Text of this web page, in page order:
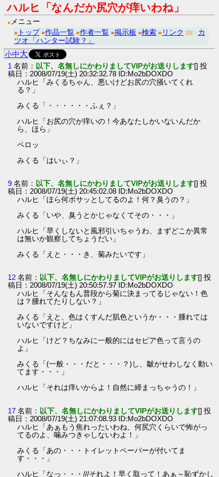
ハルヒ「なんだか尻穴が痒いわね」
● メニュー
■ トップ ■作品一覧 ■作者一覧 ■掲示板 ■検索 ■ リンク SS： カ
ツオ「ハンター試験？」
小中大
1 名前： 以下、名無しにかわりましてVIPがお送りします[] 投
稿日：2008/07/19(土) 20:32:32.78 ID:Mo2bDOXDO
ハルヒ「みくるちゃん、悪いけどお尻の穴掻いてくれ
る？」
みくる「・・・・・・ふぇ？」
ハルヒ「お尻の穴が痒いの！今あなたしかいないんだか
ら、ほら」
ペロッ
みくる「はいぃ？」
9 名前： 以下、名無しにかわりましてVIPがお送りします[] 投
稿日：2008/07/19(土) 20:45:02.08 ID:Mo2bDOXDO
ハルヒ「ほら何ボサッとしてるのよ！何？臭うの？」
みくる「いや、臭うとかじゃなくてその・・・」
ハルヒ「早くしないと風邪引いちゃうわ、まずどこか異常
は無いか観察してちょうだい」
みくる「えと・・・き、菊みたいです」
12 名前： 以下、名無しにかわりましてVIPがお送りします[] 投
稿日：2008/07/19(土) 20:50:57.97 ID:Mo2bDOXDO
ハルヒ「そんなもん普段から菊に決まってるじゃない！色
は？腫れてたりしない？」
みくる「えと、色はくすんだ肌色というか・・・腫れては
いないですけど」
ハルヒ「けど？ちなみに一般的にはセピア色って言うの
よ」
みくる「(一般・・・だと・・・？)し、皺がせわしなく動い
てます・・・」
ハルヒ「それは痒いからよ！自然に締まっちゃうの！」
17 名前： 以下、名無しにかわりましてVIPがお送りします[] 投
稿日：2008/07/19(土) 21:07:08.93 ID:Mo2bDOXDO
ハルヒ「あぁもう焦れったいわね、何尻穴くらいで怖がっ
てるのよ、噛みつきゃしないわよ！」
みくる「あの・・・トイレットペーパーが付いてま
す・・・」
ハルヒ「なっ・・・///それよ！早く取って！あぁ～恥ずかし